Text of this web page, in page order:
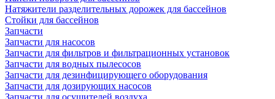
Натяжители разделительных дорожек для бассейнов
Стойки для бассейнов
Запчасти
Запчасти для насосов
Запчасти для фильтров и фильтрационных установок
Запчасти для водных пылесосов
Запчасти для дезинфицирующего оборудования
Запчасти для дозирующих насосов
Запчасти для осушителей воздуха